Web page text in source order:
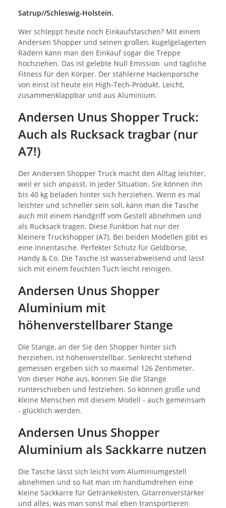
Satrup//Schleswig-Holstein.
Wer schleppt heute noch Einkaufstaschen? Mit einem
Andersen Shopper und seinen großen, kugelgelagerten
Rädern kann man den Einkauf sogar die Treppe
hochziehen. Das ist gelebte Null Emission und tägliche
Fitness für den Körper. Der stählerne Hackenporsche
von einst ist heute ein High-Tech-Produkt. Leicht,
zusammenklappbar und aus Aluminium.
Andersen Unus Shopper Truck:
Auch als Rucksack tragbar (nur
A7!)
Der Andersen Shopper Truck macht den Alltag leichter,
weil er sich anpasst. In jeder Situation. Sie können ihn
bis 40 kg beladen hinter sich herziehen. Wenn es mal
leichter und schneller sein soll, kann man die Tasche
auch mit einem Handgriff vom Gestell abnehmen und
als Rucksack tragen. Diese Funktion hat nur der
kleinere Truckshopper (A7). Bei beiden Modellen gibt es
eine Innentasche. Perfekter Schutz für Geldbörse,
Handy & Co. Die Tasche ist wasserabweisend und lässt
sich mit einem feuchten Tuch leicht reinigen.
Andersen Unus Shopper
Aluminium mit
höhenverstellbarer Stange
Die Stange, an der Sie den Shopper hinter sich
herziehen, ist höhenverstellbar. Senkrecht stehend
gemessen ergeben sich so maximal 126 Zentimeter.
Von dieser Höhe aus, können Sie die Stange
runterschieben und festziehen. So können große und
kleine Menschen mit diesem Modell - auch gemeinsam
- glücklich werden.
Andersen Unus Shopper
Aluminium als Sackkarre nutzen
Die Tasche lässt sich leicht vom Aluminiumgestell
abnehmen und so hat man im handumdrehen eine
kleine Sackkarre für Getränkekisten, Gitarrenverstärker
und alles, was man sonst mal eben transportieren